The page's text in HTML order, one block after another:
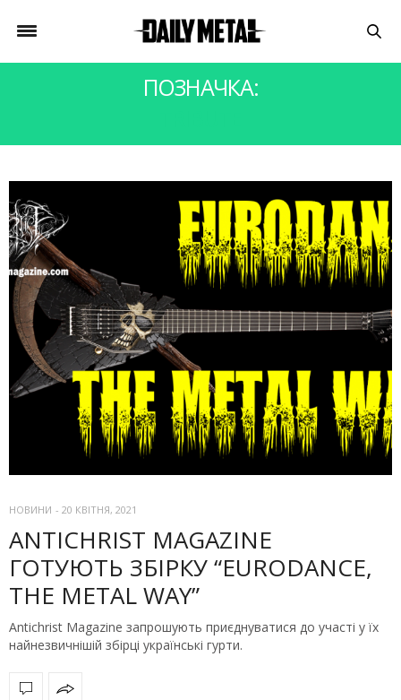
ПОЗНАЧКА:
НОВИНИ - 20 КВІТНЯ, 2021
ANTICHRIST MAGAZINE
ГОТУЮТЬ ЗБІРКУ “EURODANCE,
THE METAL WAY”
Antichrist Magazine запрошують приєднуватися до участі у їх
найнезвичнішій збірці українські гурти.